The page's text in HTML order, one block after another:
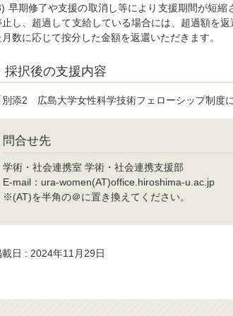
早期修了や支援の取消し等により支援期間が短
止し、超過して支給している場合には、超過額を
月数に応じて按分した金額を返還いただきます。
採択後の支援内容
別添2 広島大学女性科学技術フェローシップ制度
問合せ先
学術・社会連携室 学術・社会連携支援部
E-mail：ura-women(AT)office.hiroshima-u.ac.jp
※(AT)を半角の＠に置き換えてください。
載日 : 2024年11月29日